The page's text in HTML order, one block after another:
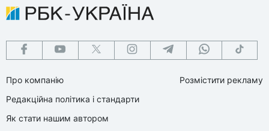
Про компанію
Редакційна політика і стандарти
Як стати нашим автором
Розмістити рекламу